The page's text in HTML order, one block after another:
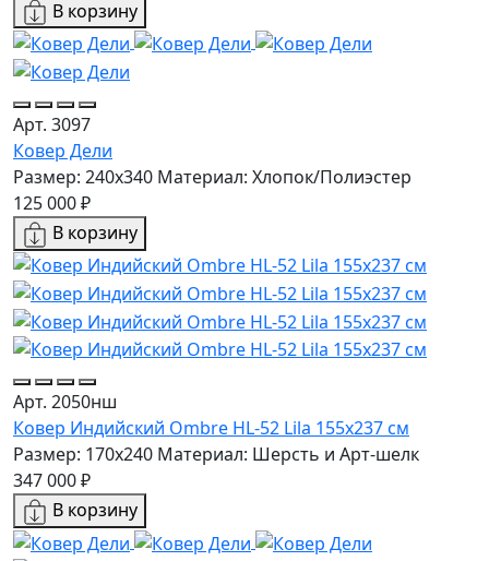
В корзину
Арт. 3097
Ковер Дели
Размер: 240x340 Материал: Хлопок/Полиэстер
125 000 ₽
В корзину
Арт. 2050нш
Ковер Индийский Ombre HL-52 Lila 155x237 см
Размер: 170x240 Материал: Шерсть и Арт-шелк
347 000 ₽
В корзину